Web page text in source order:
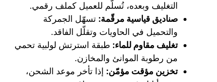
التغليف وبعده، تُسلّم للعميل كملف رقمي.
صناديق قياسية مرقّمة: تسهّل الجمركة
والتحميل في الحاويات وتقلّل الفاقد.
تغليف مقاوم للماء: طبقة استرتش لولبية تحمي
من رطوبة الموانئ والمخازن.
تخزين مؤقت مؤمّن: إذا تأخر موعد الشحن،